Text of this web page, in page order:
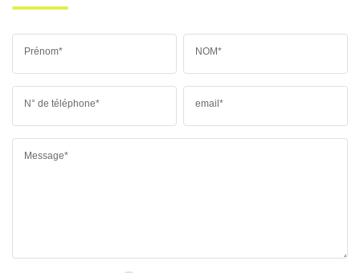
Prénom* NOM*
N° de téléphone* email*
Message*